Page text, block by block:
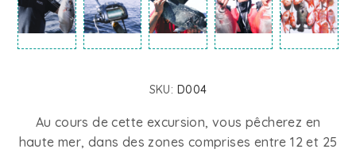
SKU: D004
Au cours de cette excursion, vous pêcherez en
haute mer, dans des zones comprises entre 12 et 25